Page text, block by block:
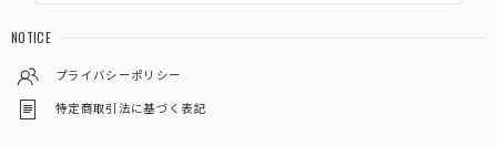
御朱印ポケット３枚入りが余分に入ってました これはお寺
参りするといろんな資料がもらえるので、そういうものを入
NOTICE
プライバシーポリシー
特定商取引法に基づく表記